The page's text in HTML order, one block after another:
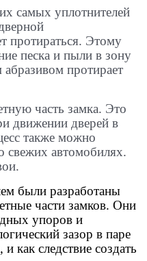
самых уплотнителей
протираться. Этому
песка и пыли в зону
протирает
часть замка. Это
движении дверей в
также можно
свежих автомобилях.
были разработаны
части замков. Они
упоров и
зазор в паре
как следствие создать